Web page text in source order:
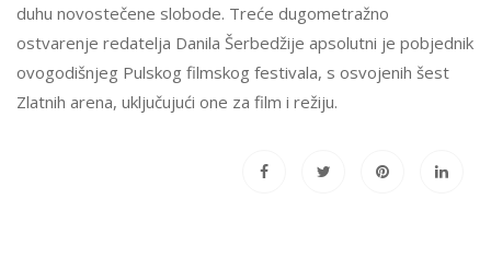
duhu novostečene slobode. Treće dugometražno
ostvarenje redatelja Danila Šerbedžije apsolutni je pobjednik
ovogodišnjeg Pulskog filmskog festivala, s osvojenih šest
Zlatnih arena, uključujući one za film i režiju.